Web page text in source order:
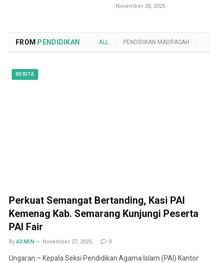
November 20, 2025
FROM PENDIDIKAN ALL PENDIDIKAN MADRASAH
BERITA
Perkuat Semangat Bertanding, Kasi PAI
Kemenag Kab. Semarang Kunjungi Peserta
PAI Fair
By ADMIN November 27, 2025 0
Ungaran – Kepala Seksi Pendidikan Agama Islam (PAI) Kantor